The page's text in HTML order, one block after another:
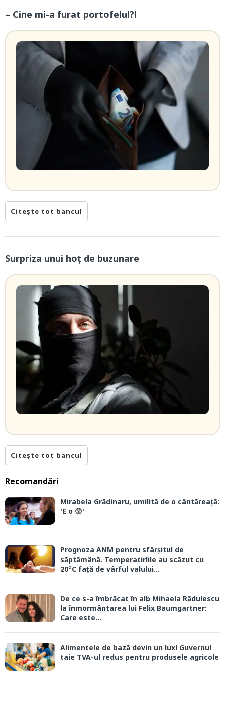
– Cine mi-a furat portofelul?!
Citește tot bancul
Surpriza unui hoţ de buzunare
Citește tot bancul
Recomandări
Mirabela Grădinaru, umilită de o cântăreață:
'E o 😲'
Prognoza ANM pentru sfârșitul de
săptămână. Temperatirlile au scăzut cu
20°C față de vârful valului...
De ce s-a îmbrăcat în alb Mihaela Rădulescu
la înmormântarea lui Felix Baumgartner:
Care este...
Alimentele de bază devin un lux! Guvernul
taie TVA-ul redus pentru produsele agricole